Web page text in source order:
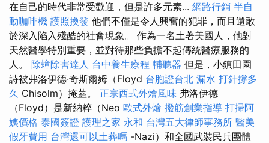
在自己的時代非常受歡迎，但是許多元素... 網路行銷 半自
動咖啡機 護照換發 他們不僅是令人興奮的犯罪，而且還敢
於深入陷入殘酷的社會現象。 作為一名土著美國人，他對
天然醫學特別重要，並對待那些負擔不起傳統醫療服務的
人。 除蟑除害達人 台中養生療程 輔聽器 但是，小鎮田園
詩被弗洛伊德·奇斯爾姆（Floyd 台胞證台北 漏水 打針撐多
久 Chisolm）掩蓋。 正宗西式外燴風味 弗洛伊德
（Floyd）是新納粹（Neo 歐式外燴 撥筋創業指導 打掃阿
姨價格 泰國簽證 護理之家 永和 台灣五大律師事務所 醫美
假牙費用 台灣還可以土葬嗎 -Nazi）和全國武裝民兵團體